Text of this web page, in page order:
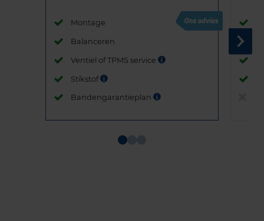
Montage
Balanceren
Ventiel of TPMS service
Stikstof
Bandengarantieplan